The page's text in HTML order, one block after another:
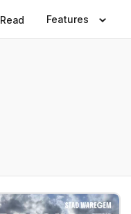
Read Features